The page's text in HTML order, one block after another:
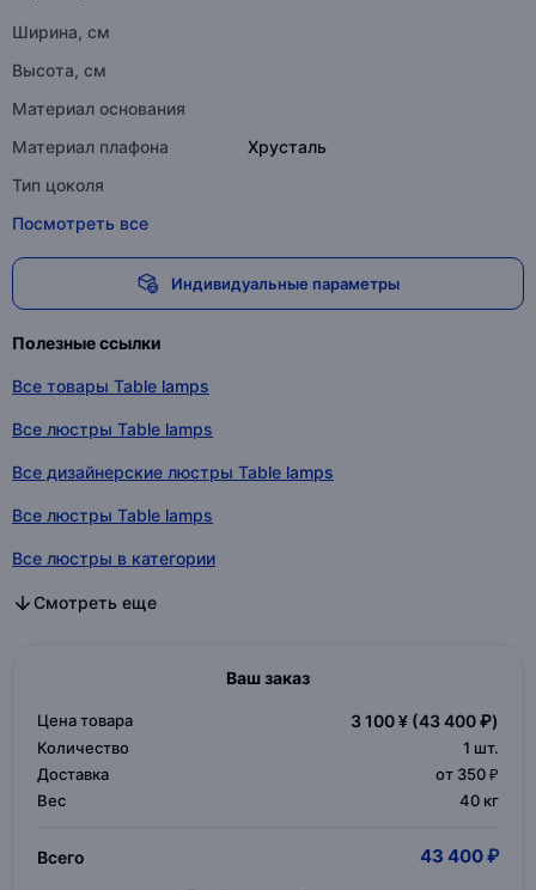
Ширина, см
Высота, см
Материал основания
Материал плафона
Хрусталь
Тип цоколя
Посмотреть все
Индивидуальные параметры
Полезные ссылки
Все товары Table lamps
Все люстры Table lamps
Все дизайнерские люстры Table lamps
Все люстры Table lamps
Все люстры в категории
Все дизайнерские люстры в категории
Все люстры в категории
Смотреть еще
Ваш заказ
Цена товара 3 100 ¥ (43 400 ₽)
Количество 1 шт.
Доставка
от 350 ₽
Вес
40 кг
Всего 43 400 ₽